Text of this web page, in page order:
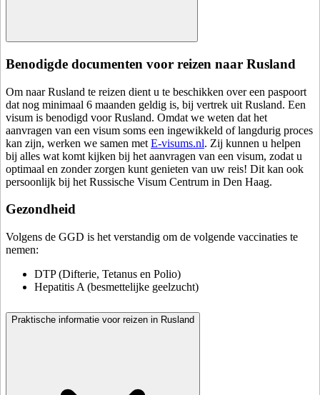
Benodigde documenten voor reizen naar Rusland
Om naar Rusland te reizen dient u te beschikken over een paspoort
dat nog minimaal 6 maanden geldig is, bij vertrek uit Rusland. Een
visum is benodigd voor Rusland. Omdat we weten dat het
aanvragen van een visum soms een ingewikkeld of langdurig proces
kan zijn, werken we samen met E-visums.nl. Zij kunnen u helpen
bij alles wat komt kijken bij het aanvragen van een visum, zodat u
optimaal en zonder zorgen kunt genieten van uw reis! Dit kan ook
persoonlijk bij het Russische Visum Centrum in Den Haag.
Gezondheid
Volgens de GGD is het verstandig om de volgende vaccinaties te
nemen:
DTP (Difterie, Tetanus en Polio)
Hepatitis A (besmettelijke geelzucht)
Praktische informatie voor reizen in Rusland